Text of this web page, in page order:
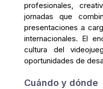
profesionales,
jornadas que
presentaciones a
internacionales. El
cultura del
oportunidades de
Cuándo y dónde